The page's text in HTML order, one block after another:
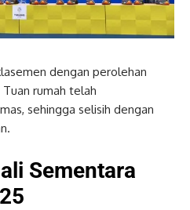
dengan perolehan
rumah telah
sehingga selisih dengan
Sementara